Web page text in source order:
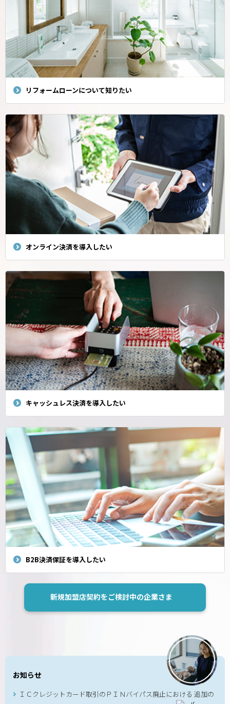
リフォームローンについて知りたい
オンライン決済を導入したい
キャッシュレス決済を導入したい
B2B決済保証を導入したい
新規加盟店契約をご検討中の企業さま
お知らせ
ＩＣクレジットカード取引のＰＩＮバイパス廃止における 追加の